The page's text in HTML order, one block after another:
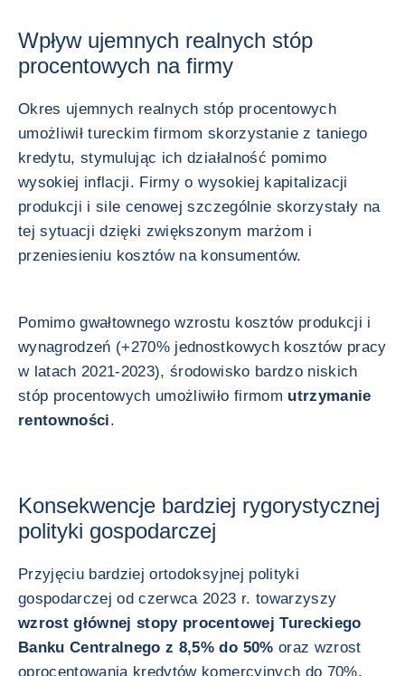
Wpływ ujemnych realnych stóp
procentowych na firmy
Okres ujemnych realnych stóp procentowych
umożliwił tureckim firmom skorzystanie z taniego
kredytu, stymulując ich działalność pomimo
wysokiej inflacji. Firmy o wysokiej kapitalizacji
produkcji i sile cenowej szczególnie skorzystały na
tej sytuacji dzięki zwiększonym marżom i
przeniesieniu kosztów na konsumentów.
Pomimo gwałtownego wzrostu kosztów produkcji i
wynagrodzeń (+270% jednostkowych kosztów pracy
w latach 2021-2023), środowisko bardzo niskich
stóp procentowych umożliwiło firmom utrzymanie
rentowności.
Konsekwencje bardziej rygorystycznej
polityki gospodarczej
Przyjęciu bardziej ortodoksyjnej polityki
gospodarczej od czerwca 2023 r. towarzyszy
wzrost głównej stopy procentowej Tureckiego
Banku Centralnego z 8,5% do 50% oraz wzrost
oprocentowania kredytów komercyjnych do 70%.